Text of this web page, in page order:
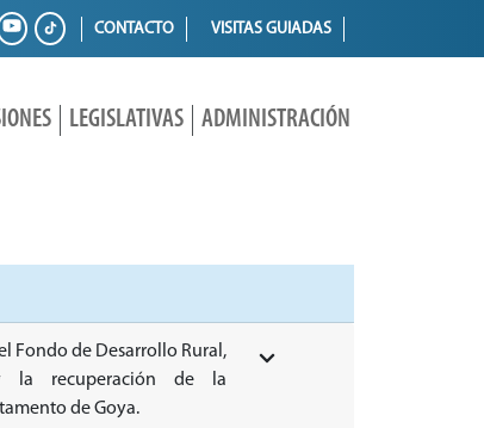
CONTACTO VISITAS GUIADAS
LEGISLATIVAS ADMINISTRACIÓN
Fondo de Desarrollo Rural,
la recuperación de la
de Goya.